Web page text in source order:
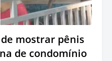
mostrar pênis
de condomínio